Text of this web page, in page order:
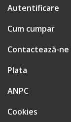
Autentificare
Cum cumpar
Contactează-ne
Plata
ANPC
Cookies